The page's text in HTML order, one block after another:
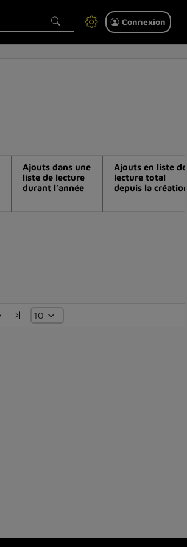
Connexion
Ajouts dans une
liste de lecture
durant l’année
Ajouts en liste de
lecture total
depuis la